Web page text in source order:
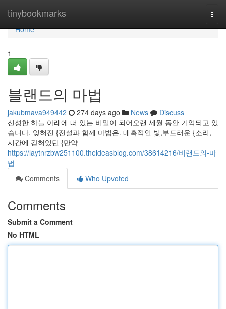
tinybookmarks
Home
Home
1
블랜드의 마법
jakubmava949442 274 days ago News
Discuss
신성한 하늘 아래에 떠 있는 비밀이 되어오랜 세월 동안 기억되고 있
습니다. 잊혀진 {전설과 함께 마법은. 매혹적인 빛,부드러운 {소리,
시간에 갇혀있던 {만약
https://laytnrzbw251100.theideasblog.com/38614216/비랜드의-마
법
Comments
Who Upvoted
Comments
Submit a Comment
No HTML